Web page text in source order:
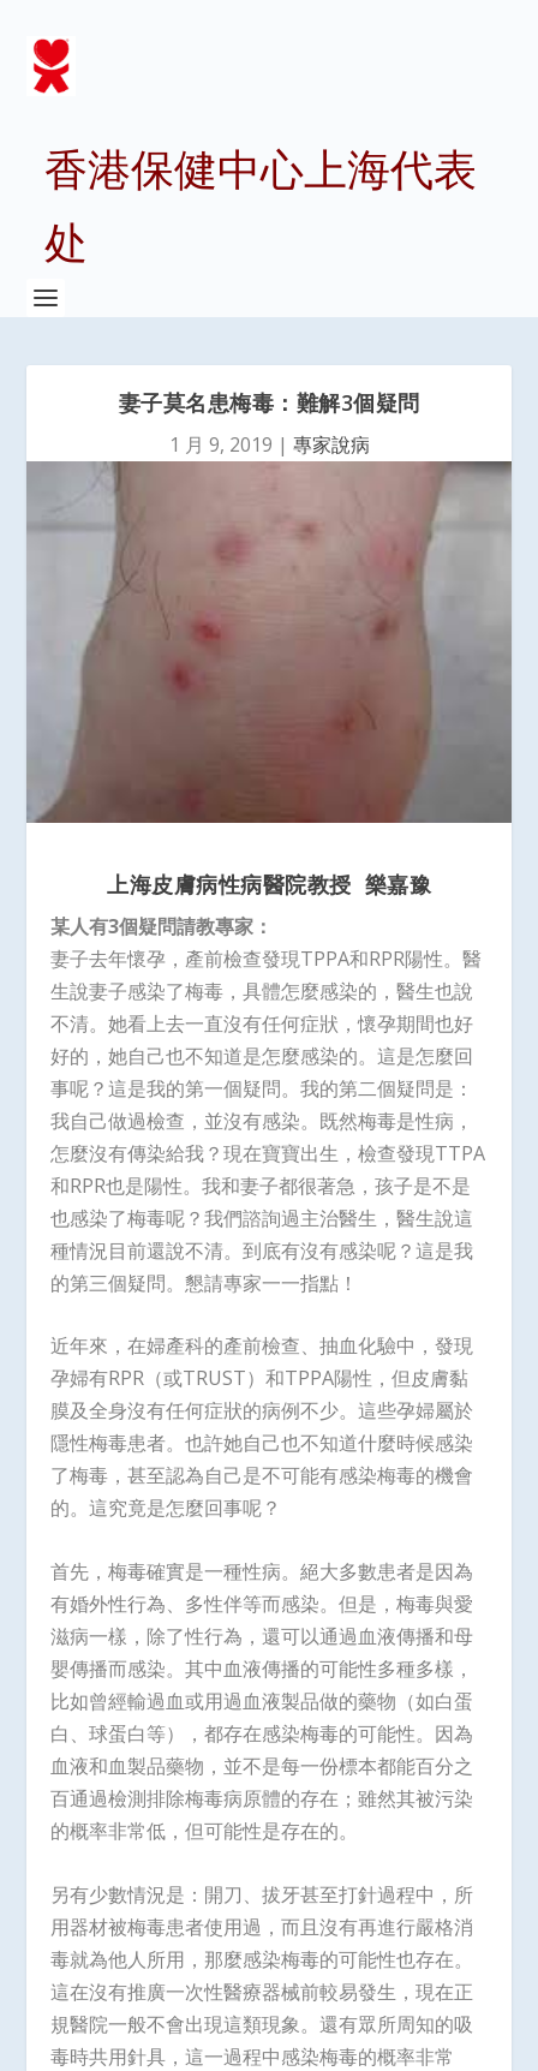
香港保健中心上海代表
处
妻子莫名患梅毒：難解3個疑問
1 月 9, 2019 | 專家說病
上海皮膚病性病醫院教授 樂嘉豫
某人有3個疑問請教專家：
妻子去年懷孕，產前檢查發現TPPA和RPR陽性。醫
生說妻子感染了梅毒，具體怎麼感染的，醫生也說
不清。她看上去一直沒有任何症狀，懷孕期間也好
好的，她自己也不知道是怎麼感染的。這是怎麼回
事呢？這是我的第一個疑問。我的第二個疑問是：
我自己做過檢查，並沒有感染。既然梅毒是性病，
怎麼沒有傳染給我？現在寶寶出生，檢查發現TTPA
和RPR也是陽性。我和妻子都很著急，孩子是不是
也感染了梅毒呢？我們諮詢過主治醫生，醫生說這
種情況目前還說不清。到底有沒有感染呢？這是我
的第三個疑問。懇請專家一一指點！
近年來，在婦產科的產前檢查、抽血化驗中，發現
孕婦有RPR（或TRUST）和TPPA陽性，但皮膚黏
膜及全身沒有任何症狀的病例不少。這些孕婦屬於
隱性梅毒患者。也許她自己也不知道什麼時候感染
了梅毒，甚至認為自己是不可能有感染梅毒的機會
的。這究竟是怎麼回事呢？
首先，梅毒確實是一種性病。絕大多數患者是因為
有婚外性行為、多性伴等而感染。但是，梅毒與愛
滋病一樣，除了性行為，還可以通過血液傳播和母
嬰傳播而感染。其中血液傳播的可能性多種多樣，
比如曾經輸過血或用過血液製品做的藥物（如白蛋
白、球蛋白等），都存在感染梅毒的可能性。因為
血液和血製品藥物，並不是每一份標本都能百分之
百通過檢測排除梅毒病原體的存在；雖然其被污染
的概率非常低，但可能性是存在的。
另有少數情況是：開刀、拔牙甚至打針過程中，所
用器材被梅毒患者使用過，而且沒有再進行嚴格消
毒就為他人所用，那麼感染梅毒的可能性也存在。
這在沒有推廣一次性醫療器械前較易發生，現在正
規醫院一般不會出現這類現象。還有眾所周知的吸
毒時共用針具，這一過程中感染梅毒的概率非常